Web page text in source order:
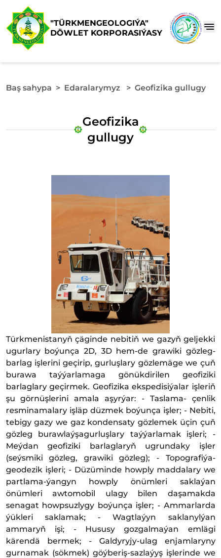
"TÜRKMENGEOLOGIÝA"
DÖWLET KORPORASIÝASY
Baş sahypa > Edaralarymyz > Geofizika gullugy
Geofizika
gullugy
Türkmenistanyň çäginde nebitiň we gazyň geljekki
ugurlary boýunça 2D, 3D hem-de grawiki gözleg-
barlag işlerini geçirip, gurluşlary gözlemäge we çuň
burawa taýýarlamaga gönükdirilen geofiziki
barlaglary geçirmek. Geofizika ekspedisiýalar işleriň
şu görnüşlerini amala aşyrýar: - Taslama- çenlik
resminamalary işläp düzmek boýunça işler; - Nebiti,
tebigy gazy we gaz kondensaty gözlemek üçin çuň
gözleg burawlaýşagurluşlary taýýarlamak işleri; -
Meýdan geofiziki barlaglaryň ugrundaky işler
(seýsmiki gözleg, grawiki gözleg); - Topografiýa-
geodezik işleri; - Düzüminde howply maddalary we
partlama-ýangyn howply önümleri saklaýan
önümleri awtomobil ulagy bilen daşamakda
senagat howpsuzlygy boýunça işler; - Ammarlarda
ýükleri saklamak; - Wagtlaýyn saklanylýan
ammaryň işi; - Hususy gozgalmaýan emlägi
kärendä bermek; - Galdyryjy-ulag enjamlaryny
gurnamak (sökmek) göýberiş-sazlaýyş işlerinde we